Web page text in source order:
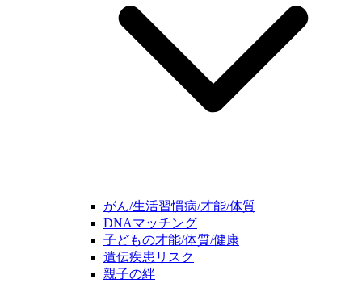
がん/生活習慣病/才能/体質
DNAマッチング
子どもの才能/体質/健康
遺伝疾患リスク
親子の絆